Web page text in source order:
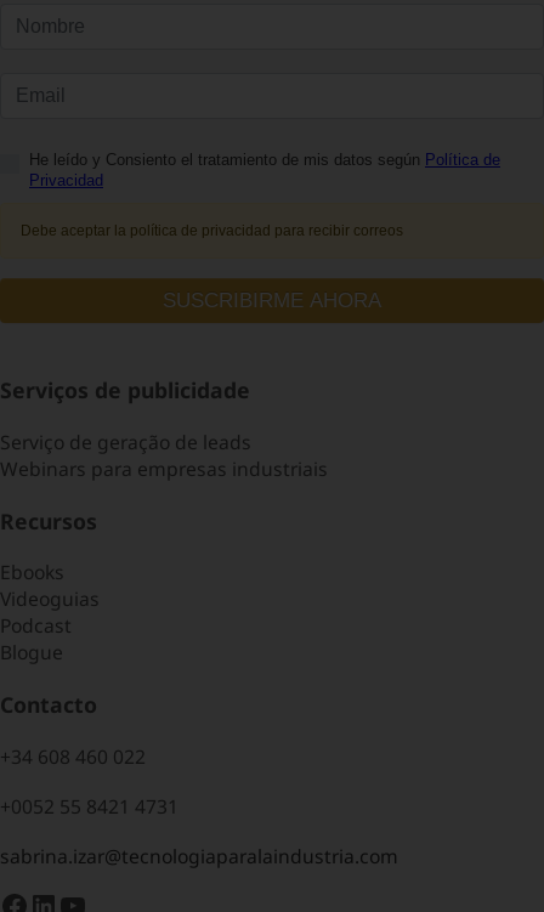
Serviços de publicidade
Serviço de geração de leads
Webinars para empresas industriais
Recursos
Ebooks
Videoguias
Podcast
Blogue
Contacto
+34 608 460 022
+0052 55 8421 4731
sabrina.izar@tecnologiaparalaindustria.com